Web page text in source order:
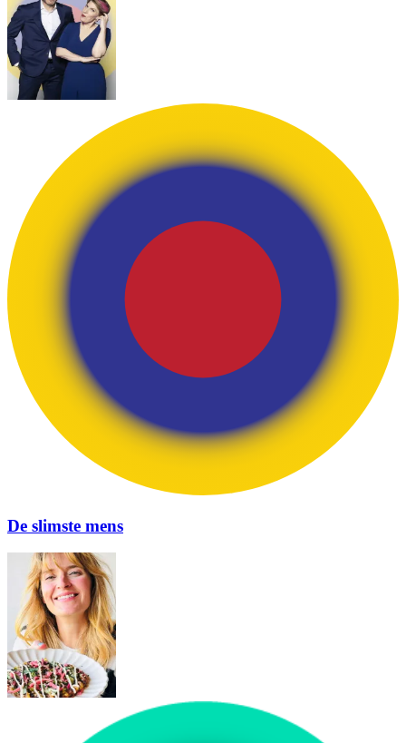
De slimste mens